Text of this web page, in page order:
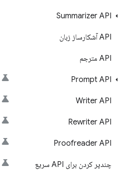
Summarizer API
API آشکارساز زبان
API مترجم
Prompt API
Writer API
Rewriter API
Proofreader API
چندپر کردن برای API سریع